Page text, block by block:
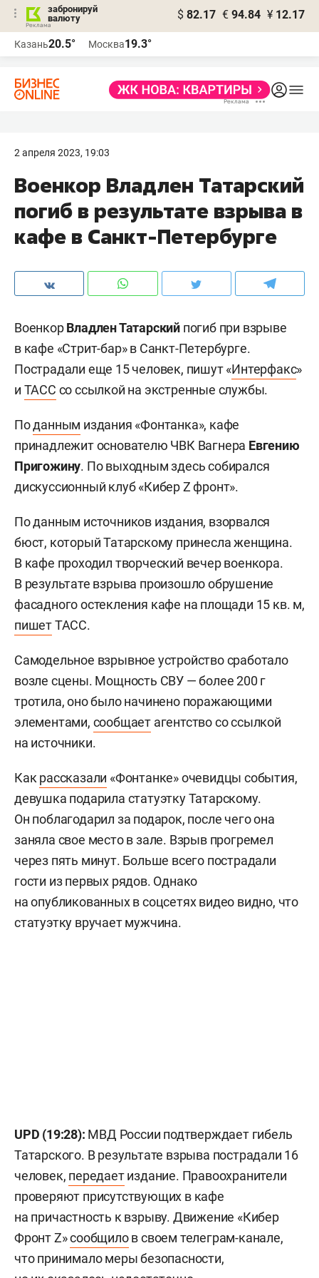
забронируй
валюту
$ 82.17 € 94.84 ¥ 12.17
Казань20.5° Москва19.3°
2 апреля 2023, 19:03
Военкор Владлен Татарский
погиб в результате взрыва в
кафе в Санкт-Петербурге
ВоенкорВладлен Татарский погиб при взрыве
в кафе «Стрит-бар» в Санкт-Петербурге.
Пострадали еще 15 человек, пишут «Интерфакс»
и ТАСС со ссылкой на экстренные службы.
Поданным издания «Фонтанка», кафе
принадлежит основателю ЧВК Вагнера Евгению
Пригожину. По выходным здесь собирался
дискуссионный клуб «Кибер Z фронт».
По данным источников издания, взорвался
бюст, который Татарскому принесла женщина.
В кафе проходил творческий вечер военкора.
В результате взрыва произошло обрушение
фасадного остекления кафе на площади 15 кв. м,
пишетТАСС.
Самодельное взрывное устройство сработало
возле сцены. Мощность СВУ — более 200 г
тротила, оно было начинено поражающими
элементами, сообщает агентство со ссылкой
на источники.
Как рассказали «Фонтанке» очевидцы события,
девушка подарила статуэтку Татарскому.
Он поблагодарил за подарок, после чего она
заняла свое место в зале. Взрыв прогремел
через пять минут. Больше всего пострадали
гости из первых рядов. Однако
на опубликованных в соцсетях видео видно, что
статуэтку вручает мужчина.
UPD (19:28): МВД России подтверждает гибель
Татарского. В результате взрыва пострадали 16
человек, передаетиздание. Правоохранители
проверяют присутствующих в кафе
на причастность к взрыву. Движение «Кибер
Фронт Z»сообщилов своем телеграм-канале,
что принимало меры безопасности,